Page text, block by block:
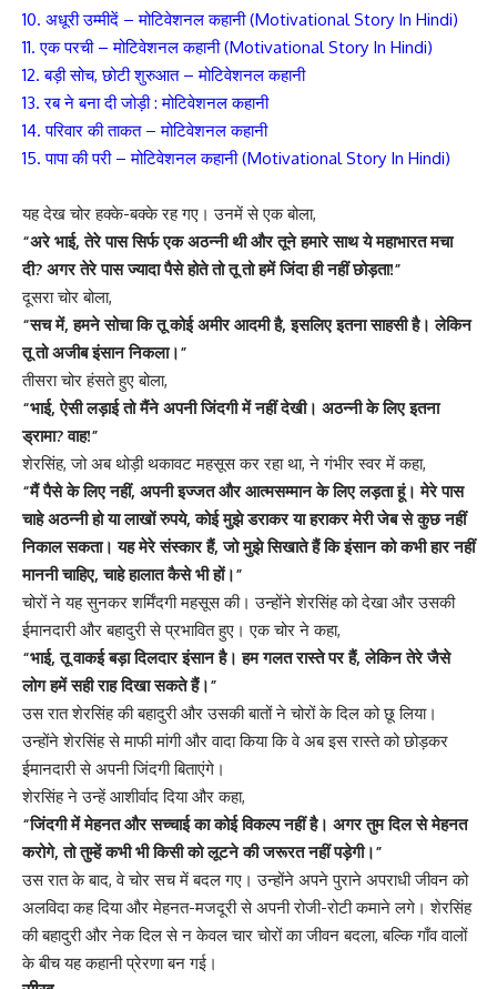
10. अधूरी उम्मीदें – मोटिवेशनल कहानी (Motivational Story In Hindi)
11. एक परची – मोटिवेशनल कहानी (Motivational Story In Hindi)
12. बड़ी सोच, छोटी शुरुआत – मोटिवेशनल कहानी
13. रब ने बना दी जोड़ी : मोटिवेशनल कहानी
14. परिवार की ताकत – मोटिवेशनल कहानी
15. पापा की परी – मोटिवेशनल कहानी (Motivational Story In Hindi)
यह देख चोर हक्के-बक्के रह गए। उनमें से एक बोला,
“अरे भाई, तेरे पास सिर्फ एक अठन्नी थी और तूने हमारे साथ ये महाभारत मचा
दी? अगर तेरे पास ज्यादा पैसे होते तो तू तो हमें जिंदा ही नहीं छोड़ता!”
दूसरा चोर बोला,
“सच में, हमने सोचा कि तू कोई अमीर आदमी है, इसलिए इतना साहसी है। लेकिन
तू तो अजीब इंसान निकला।”
तीसरा चोर हंसते हुए बोला,
“भाई, ऐसी लड़ाई तो मैंने अपनी जिंदगी में नहीं देखी। अठन्नी के लिए इतना
ड्रामा? वाह!”
शेरसिंह, जो अब थोड़ी थकावट महसूस कर रहा था, ने गंभीर स्वर में कहा,
“मैं पैसे के लिए नहीं, अपनी इज्जत और आत्मसम्मान के लिए लड़ता हूं। मेरे पास
चाहे अठन्नी हो या लाखों रुपये, कोई मुझे डराकर या हराकर मेरी जेब से कुछ नहीं
निकाल सकता। यह मेरे संस्कार हैं, जो मुझे सिखाते हैं कि इंसान को कभी हार नहीं
माननी चाहिए, चाहे हालात कैसे भी हों।”
चोरों ने यह सुनकर शर्मिंदगी महसूस की। उन्होंने शेरसिंह को देखा और उसकी
ईमानदारी और बहादुरी से प्रभावित हुए। एक चोर ने कहा,
“भाई, तू वाकई बड़ा दिलदार इंसान है। हम गलत रास्ते पर हैं, लेकिन तेरे जैसे
लोग हमें सही राह दिखा सकते हैं।”
उस रात शेरसिंह की बहादुरी और उसकी बातों ने चोरों के दिल को छू लिया।
उन्होंने शेरसिंह से माफी मांगी और वादा किया कि वे अब इस रास्ते को छोड़कर
ईमानदारी से अपनी जिंदगी बिताएंगे।
शेरसिंह ने उन्हें आशीर्वाद दिया और कहा,
“जिंदगी में मेहनत और सच्चाई का कोई विकल्प नहीं है। अगर तुम दिल से मेहनत
करोगे, तो तुम्हें कभी भी किसी को लूटने की जरूरत नहीं पड़ेगी।”
उस रात के बाद, वे चोर सच में बदल गए। उन्होंने अपने पुराने अपराधी जीवन को
अलविदा कह दिया और मेहनत-मजदूरी से अपनी रोजी-रोटी कमाने लगे। शेरसिंह
की बहादुरी और नेक दिल से न केवल चार चोरों का जीवन बदला, बल्कि गाँव वालों
के बीच यह कहानी प्रेरणा बन गई।